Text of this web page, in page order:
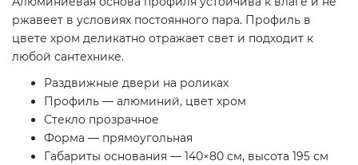
ржавеет в условиях постоянного пара. Профиль в
цвете хром деликатно отражает свет и подходит к
любой сантехнике.
Раздвижные двери на роликах
Профиль — алюминий, цвет хром
Стекло прозрачное
Форма — прямоугольная
Габариты основания — 140×80 см, высота 195 см